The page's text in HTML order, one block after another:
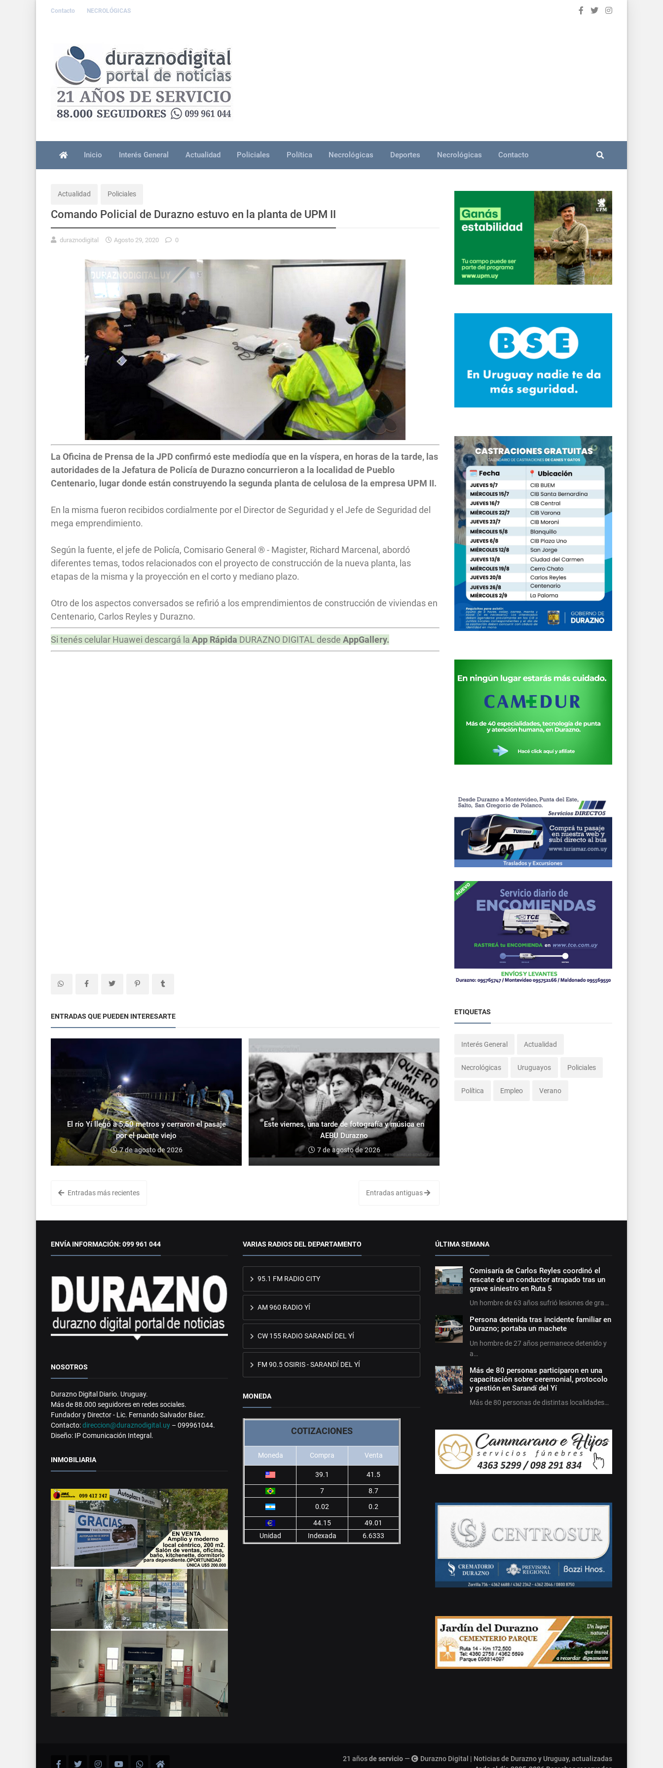
Contacto NECROLÓGICAS
Inicio Interés General Actualidad Policiales Política Necrológicas Deportes Necrológicas Contacto
Actualidad Policiales
Comando Policial de Durazno estuvo en la planta de UPM II
duraznodigital Agosto 29, 2020 0
La Oficina de Prensa de la JPD confirmó este mediodía que en la víspera, en horas de la tarde, las
autoridades de la Jefatura de Policía de Durazno concurrieron a la localidad de Pueblo
Centenario, lugar donde están construyendo la segunda planta de celulosa de la empresa UPM II.
En la misma fueron recibidos cordialmente por el Director de Seguridad y el Jefe de Seguridad del
mega emprendimiento.
Según la fuente, el jefe de Policía, Comisario General ® - Magister, Richard Marcenal, abordó
diferentes temas, todos relacionados con el proyecto de construcción de la nueva planta, las
etapas de la misma y la proyección en el corto y mediano plazo.
Otro de los aspectos conversados se refirió a los emprendimientos de construcción de viviendas en
Centenario, Carlos Reyles y Durazno.
Si tenés celular Huawei descargá la App Rápida DURAZNO DIGITAL desde AppGallery.
ENTRADAS QUE PUEDEN INTERESARTE
El río Yí llegó a 5,50 metros y cerraron el pasaje
por el puente viejo
7 de agosto de 2026
Este viernes, una tarde de fotografía y música en
AEBU Durazno
7 de agosto de 2026
Entradas más recientes Entradas antiguas
ETIQUETAS
Interés General Actualidad
Necrológicas Uruguayos Policiales
Política Empleo Verano
ENVÍA INFORMACIÓN: 099 961 044
NOSOTROS
Durazno Digital Diario. Uruguay.
Más de 88.000 seguidores en redes sociales.
Fundador y Director - Lic. Fernando Salvador Báez.
Contacto:direccion@duraznodigital.uy – 099961044.
Diseño: IP Comunicación Integral.
INMOBILIARIA
VARIAS RADIOS DEL DEPARTAMENTO
95.1 FM RADIO CITY
AM 960 RADIO YÍ
CW 155 RADIO SARANDÍ DEL YÍ
FM 90.5 OSIRIS - SARANDÍ DEL YÍ
MONEDA
COTIZACIONES
Moneda Compra Venta
39.1 41.5
7
8.7
0.02
0.2
44.15
49.01
Unidad
Indexada 6.6333
ÚLTIMA SEMANA
Comisaría de Carlos Reyles coordinó el
rescate de un conductor atrapado tras un
grave siniestro en Ruta 5
Un hombre de 63 años sufrió lesiones de gra…
Persona detenida tras incidente familiar en
Durazno; portaba un machete
Un hombre de 27 años permanece detenido y
a…
Más de 80 personas participaron en una
capacitación sobre ceremonial, protocolo
y gestión en Sarandí del Yí
Más de 80 personas de distintas localidades…
21 añosde servicio —
Durazno Digital | Noticias de Durazno y Uruguay, actualizadas